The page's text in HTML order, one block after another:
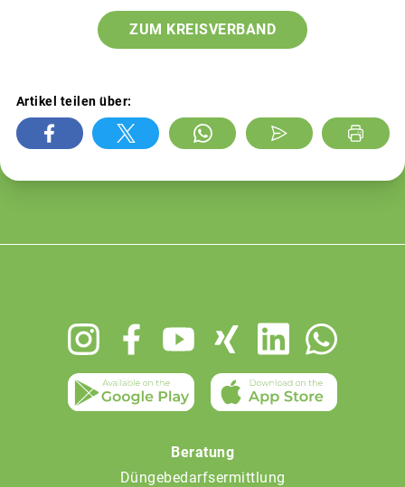
ZUM KREISVERBAND
Artikel teilen über:
Beratung
Düngebedarfsermittlung